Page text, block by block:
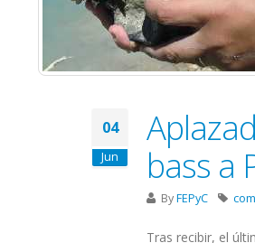
04
Jun
bass a
ByFEPyC
Tras recibir, el